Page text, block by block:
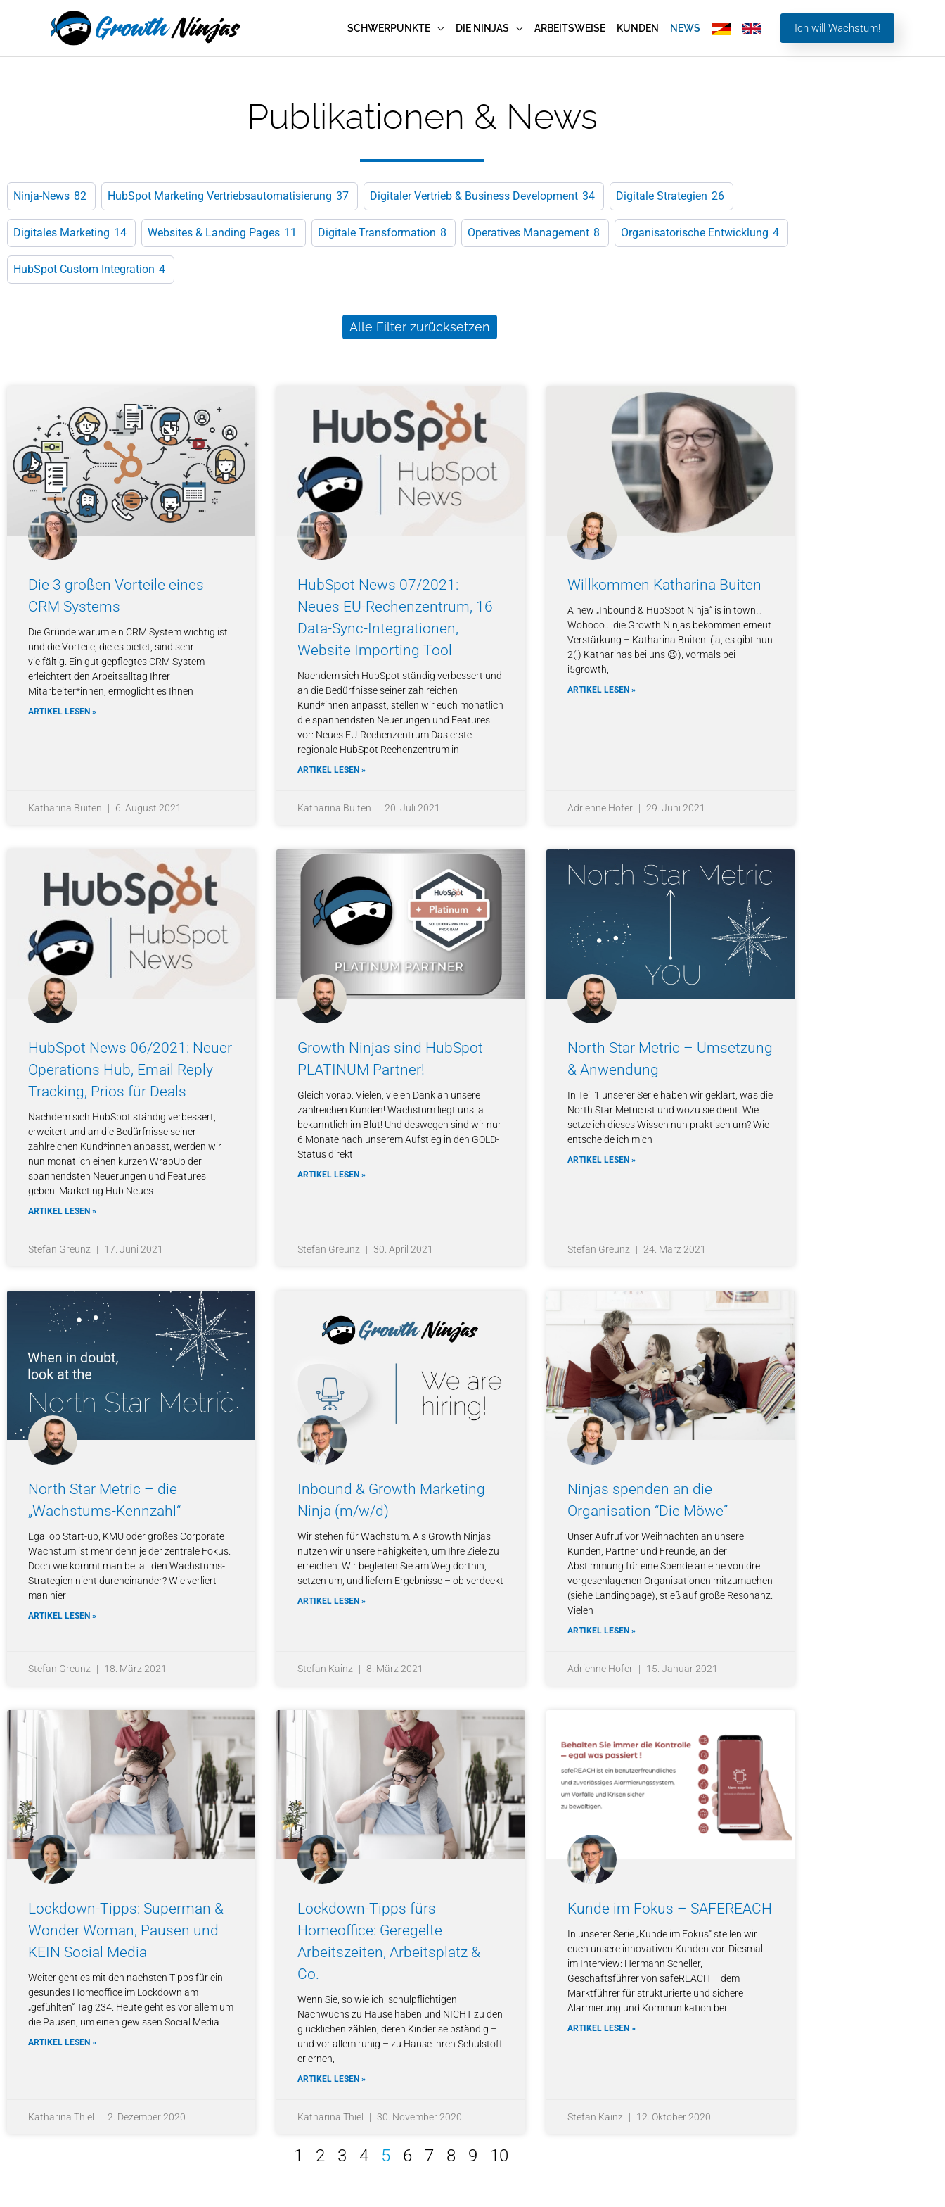
SCHWERPUNKTE DIE NINJAS ARBEITSWEISE KUNDEN NEWS Ich will Wachstum!
Publikationen & News
Ninja-News 82 HubSpot Marketing Vertriebsautomatisierung 37 Digitaler Vertrieb & Business Development 34 Digitale Strategien 26
Digitales Marketing 14 Websites & Landing Pages 11 Digitale Transformation 8 Operatives Management 8 Organisatorische Entwicklung 4
HubSpot Custom Integration 4
Alle Filter zurücksetzen
Die 3 großen Vorteile eines
CRM Systems
Die Gründe warum ein CRM System wichtig ist
und die Vorteile, die es bietet, sind sehr
vielfältig. Ein gut gepflegtes CRM System
erleichtert den Arbeitsalltag Ihrer
Mitarbeiter*innen, ermöglicht es Ihnen
ARTIKEL LESEN »
Katharina Buiten 6. August 2021
HubSpot News 07/2021:
Neues EU-Rechenzentrum, 16
Data-Sync-Integrationen,
Website Importing Tool
Nachdem sich HubSpot ständig verbessert und
an die Bedürfnisse seiner zahlreichen
Kund*innen anpasst, stellen wir euch monatlich
die spannendsten Neuerungen und Features
vor: Neues EU-Rechenzentrum Das erste
regionale HubSpot Rechenzentrum in
ARTIKEL LESEN »
Katharina Buiten 20. Juli 2021
Willkommen Katharina Buiten
A new „Inbound & HubSpot Ninja“ is in town…
Wohooo….die Growth Ninjas bekommen erneut
Verstärkung – Katharina Buiten (ja, es gibt nun
2(!) Katharinas bei uns 😉), vormals bei
i5growth,
ARTIKEL LESEN »
Adrienne Hofer 29. Juni 2021
HubSpot News 06/2021: Neuer
Operations Hub, Email Reply
Tracking, Prios für Deals
Nachdem sich HubSpot ständig verbessert,
erweitert und an die Bedürfnisse seiner
zahlreichen Kund*innen anpasst, werden wir
nun monatlich einen kurzen WrapUp der
spannendsten Neuerungen und Features
geben. Marketing Hub Neues
ARTIKEL LESEN »
Stefan Greunz 17. Juni 2021
Growth Ninjas sind HubSpot
PLATINUM Partner!
Gleich vorab: Vielen, vielen Dank an unsere
zahlreichen Kunden! Wachstum liegt uns ja
bekanntlich im Blut! Und deswegen sind wir nur
6 Monate nach unserem Aufstieg in den GOLD-
Status direkt
ARTIKEL LESEN »
Stefan Greunz 30. April 2021
North Star Metric – Umsetzung
& Anwendung
In Teil 1 unserer Serie haben wir geklärt, was die
North Star Metric ist und wozu sie dient. Wie
setze ich dieses Wissen nun praktisch um? Wie
entscheide ich mich
ARTIKEL LESEN »
Stefan Greunz 24. März 2021
North Star Metric – die
„Wachstums-Kennzahl“
Egal ob Start-up, KMU oder großes Corporate –
Wachstum ist mehr denn je der zentrale Fokus.
Doch wie kommt man bei all den Wachstums-
Strategien nicht durcheinander? Wie verliert
man hier
ARTIKEL LESEN »
Stefan Greunz 18. März 2021
Inbound & Growth Marketing
Ninja (m/w/d)
Wir stehen für Wachstum. Als Growth Ninjas
nutzen wir unsere Fähigkeiten, um Ihre Ziele zu
erreichen. Wir begleiten Sie am Weg dorthin,
setzen um, und liefern Ergebnisse – ob verdeckt
ARTIKEL LESEN »
Stefan Kainz 8. März 2021
Ninjas spenden an die
Organisation “Die Möwe”
Unser Aufruf vor Weihnachten an unsere
Kunden, Partner und Freunde, an der
Abstimmung für eine Spende an eine von drei
vorgeschlagenen Organisationen mitzumachen
(siehe Landingpage), stieß auf große Resonanz.
Vielen
ARTIKEL LESEN »
Adrienne Hofer 15. Januar 2021
Lockdown-Tipps: Superman &
Wonder Woman, Pausen und
KEIN Social Media
Weiter geht es mit den nächsten Tipps für ein
gesundes Homeoffice im Lockdown am
„gefühlten“ Tag 234. Heute geht es vor allem um
die Pausen, um einen gewissen Social Media
ARTIKEL LESEN »
Katharina Thiel 2. Dezember 2020
Lockdown-Tipps fürs
Homeoffice: Geregelte
Arbeitszeiten, Arbeitsplatz &
Co.
Wenn Sie, so wie ich, schulpflichtigen
Nachwuchs zu Hause haben und NICHT zu den
glücklichen zählen, deren Kinder selbständig –
und vor allem ruhig – zu Hause ihren Schulstoff
erlernen,
ARTIKEL LESEN »
Katharina Thiel 30. November 2020
Kunde im Fokus – SAFEREACH
In unserer Serie „Kunde im Fokus“ stellen wir
euch unsere innovativen Kunden vor. Diesmal
im Interview: Hermann Scheller,
Geschäftsführer von safeREACH – dem
Marktführer für strukturierte und sichere
Alarmierung und Kommunikation bei
ARTIKEL LESEN »
Stefan Kainz 12. Oktober 2020
1 2 3 4 5
Seite
6
Seite
7
Seite
8 9 10